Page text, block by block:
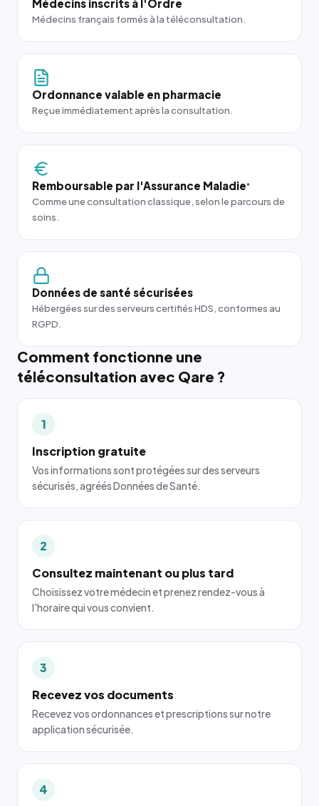
Médecins inscrits à l'Ordre
Médecins français formés à la téléconsultation.
Ordonnance valable en pharmacie
Reçue immédiatement après la consultation.
Remboursable par l'Assurance Maladie*
Comme une consultation classique, selon le parcours de
soins.
Données de santé sécurisées
Hébergées sur des serveurs certifiés HDS, conformes au
RGPD.
Comment fonctionne une
téléconsultation avec Qare ?
1
Inscription gratuite
Vos informations sont protégées sur des serveurs
sécurisés, agréés Données de Santé.
2
Consultez maintenant ou plus tard
Choisissez votre médecin et prenez rendez-vous à
l'horaire qui vous convient.
3
Recevez vos documents
Recevez vos ordonnances et prescriptions sur notre
application sécurisée.
4